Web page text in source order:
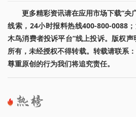
更多精彩资讯请在应用市场下载“央
线索，24小时报料热线400-800-0088
木鸟消费者投诉平台”线上投诉。版权
所有，未经授权不得转载。转载请联系
尊重原创的行为我们将追究责任。